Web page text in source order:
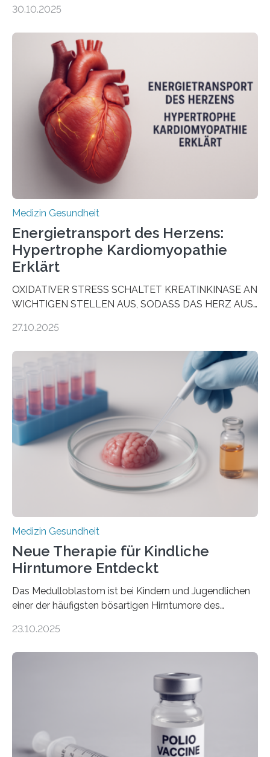
behandelt werden kann. In ihrer aktuellen Studie,
Oncology, zeigen die Forschenden, dass Mini-Tumore
aus Gewebe von Patientinnen und Patienten –
sogenannte Organoide – genutzt werden können, um
vorab zu prüfen, welche Medikamente am besten
wirken. Dabei wurde ein Eiweiß identifiziert, das künftig
als Biomarker für die Wahl der passenden Therapie
dienen könnte. Darmkrebs zählt weltweit zu den
häufigsten Krebsarten und stellt…
30.10.2025
Medizin Gesundheit
Energietransport des Herzens:
Hypertrophe Kardiomyopathie
Erklärt
OXIDATIVER STRESS SCHALTET KREATINKINASE AN
WICHTIGEN STELLEN AUS, SODASS DAS HERZ AUS
aus dem Deutschen Zentrum für Herzinsuffizienz
im Journal Circulation, warum der Energietransport bei
der Hypertrophen Kardiomyopathie (HCM) versagen
kann und wie sich durch eine Verringerung der
Herzbelastung und des oxidativen Stresses
Rhythmusstörungen reduzieren lassen. Würzburg. Die
hypertrophe Kardiomyopathie (HCM) ist die häufigste
erblich bedingte Herzerkrankung. Sie führt dazu, dass
sich die linke Herzkammer verdickt, der Herzmuskel zu
stark kontrahiert…
27.10.2025
Medizin Gesundheit
Neue Therapie für Kindliche
Hirntumore Entdeckt
Das Medulloblastom ist bei Kindern und Jugendlichen
einer der häufigsten bösartigen Hirntumore des
Betroffenen können mit heutigen Methoden geheilt
Dringend benötigt werden zielgerichtete Therapien, die
nur Tumorschwachstellen angreifen und normales
Gewebe verschonen. Forschende um Daniel Merk vom
Hertie-Institut für klinische Hirnforschung am
Universitätsklinikum Tübingen haben eine solche
Schwachstelle im Erbgut einer Untergruppe des
23.10.2025